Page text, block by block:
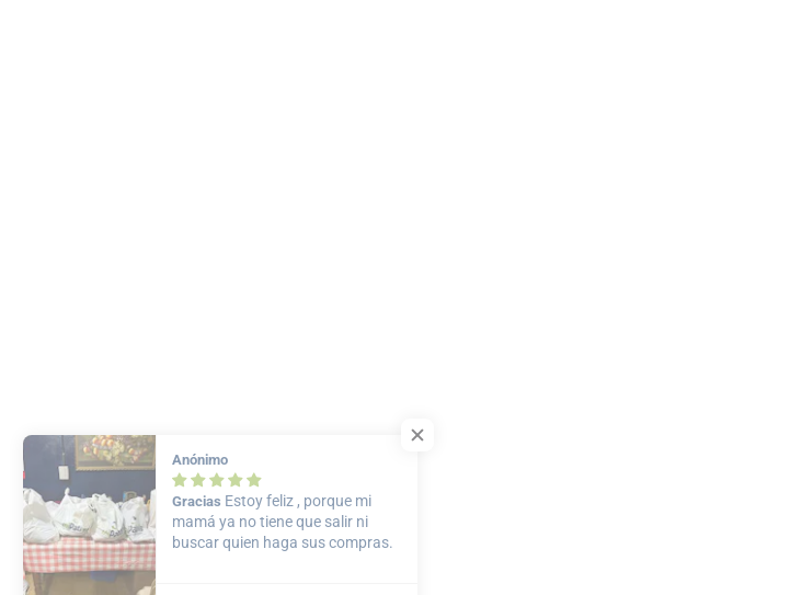
Anónimo
GraciasEstoy feliz , porque mi
mamá ya no tiene que salir ni
buscar quien haga sus compras.